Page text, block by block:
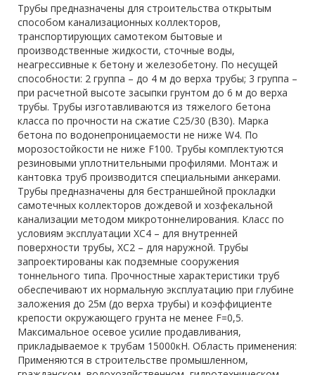
Трубы предназначены для строительства открытым
способом канализационных коллекторов,
транспортирующих самотеком бытовые и
производственные жидкости, сточные воды,
неагрессивные к бетону и железобетону. По несущей
способности: 2 группа – до 4 м до верха трубы; 3 группа –
при расчетной высоте засыпки грунтом до 6 м до верха
трубы. Трубы изготавливаются из тяжелого бетона
класса по прочности на сжатие С25/30 (В30). Марка
бетона по водонепроницаемости не ниже W4. По
морозостойкости не ниже F100. Трубы комплектуются
резиновыми уплотнительными профилями. Монтаж и
кантовка труб производится специальными анкерами.
Трубы предназначены для бестраншейной прокладки
самотечных коллекторов дождевой и хозфекальной
канализации методом микротоннелирования. Класс по
условиям эксплуатации ХС4 – для внутренней
поверхности трубы, ХС2 – для наружной. Трубы
запроектированы как подземные сооружения
тоннельного типа. Прочностные характеристики труб
обеспечивают их нормальную эксплуатацию при глубине
заложения до 25м (до верха трубы) и коэффициенте
крепости окружающего грунта не менее F=0,5.
Максимальное осевое усилие продавливания,
прикладываемое к трубам 15000кН. Область применения:
Применяются в строительстве промышленном,